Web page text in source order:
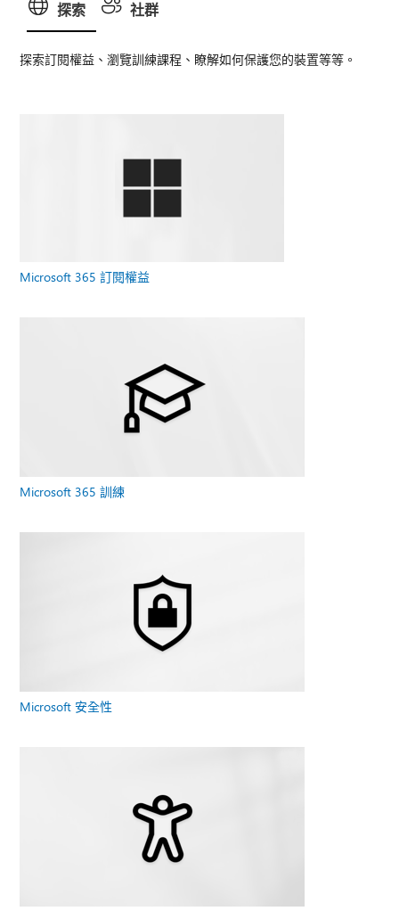
探索 社群
探索訂閱權益、瀏覽訓練課程、瞭解如何保護您的裝置等等。
Microsoft 365 訂閱權益
Microsoft 365 訓練
Microsoft 安全性